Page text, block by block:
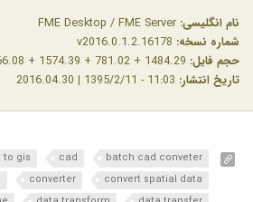
نام انگلیسی:
شماره نسخه:
حجم فایل:
تاریخ انتشار:
batch cad conveter
cad
to gis
convert spatial data
converter